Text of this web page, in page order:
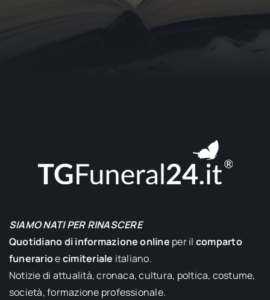
SIAMO NATI PER RINASCERE
Quotidiano di informazione online per il comparto
funerarioecimiteriale italiano.
Notizie di attualità, cronaca, cultura, poltica, costume,
società, formazione professionale.